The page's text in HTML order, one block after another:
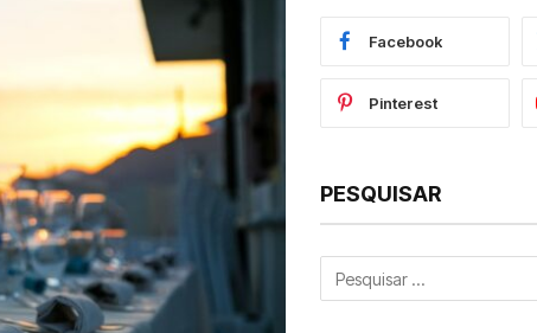
Facebook
Pinterest
PESQUISAR